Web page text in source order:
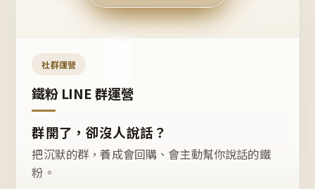
開團
嗎？
社群運營
鐵粉 LINE 群運營
群開了，卻沒人說話？
把沉默的群，養成會回購、會主動幫你說話的鐵
粉。